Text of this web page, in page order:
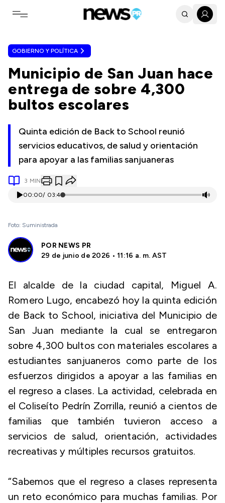
Toggle navigation menu
GOBIERNO Y POLÍTICA
Municipio de San Juan hace
entrega de sobre 4,300
bultos escolares
Quinta edición de Back to School reunió
servicios educativos, de salud y orientación
para apoyar a las familias sanjuaneras
3 MIN
00:00/ 03:41
Foto: Suministrada
POR NEWS PR
29 de junio de 2026 • 11:16 a. m. AST
El alcalde de la ciudad capital, Miguel A.
Romero Lugo, encabezó hoy la quinta edición
de Back to School, iniciativa del Municipio de
San Juan mediante la cual se entregaron
sobre 4,300 bultos con materiales escolares a
estudiantes sanjuaneros como parte de los
esfuerzos dirigidos a apoyar a las familias en
el regreso a clases. La actividad, celebrada en
el Coliseíto Pedrín Zorrilla, reunió a cientos de
familias que también tuvieron acceso a
servicios de salud, orientación, actividades
recreativas y múltiples recursos gratuitos.
“Sabemos que el regreso a clases representa
un reto económico para muchas familias. Por